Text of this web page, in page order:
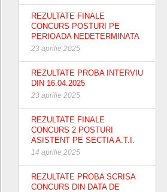
REZULTATE FINALE
CONCURS POSTURI PE
PERIOADA NEDETERMINATA
23 aprilie 2025
REZULTATE PROBA INTERVIU
DIN 16.04.2025
23 aprilie 2025
REZULTATE FINALE
CONCURS 2 POSTURI
ASISTENT PE SECTIA A.T.I.
14 aprilie 2025
REZULTATE PROBA SCRISA
CONCURS DIN DATA DE